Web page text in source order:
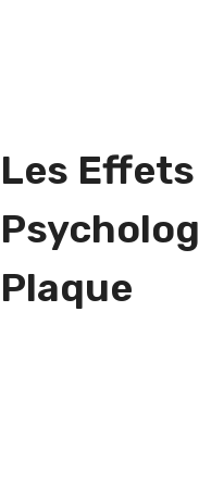
Les Effets
Plaque